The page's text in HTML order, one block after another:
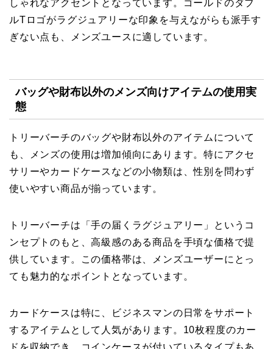
しゃれなアクセントとなっています。ゴールドのダブ
ルTロゴがラグジュアリーな印象を与えながらも派手す
ぎない点も、メンズユースに適しています。
バッグや財布以外のメンズ向けアイテムの使用実
態
トリーバーチのバッグや財布以外のアイテムについて
も、メンズの使用は増加傾向にあります。特にアクセ
サリーやカードケースなどの小物類は、性別を問わず
使いやすい商品が揃っています。
トリーバーチは「手の届くラグジュアリー」というコ
ンセプトのもと、高級感のある商品を手頃な価格で提
供しています。この価格帯は、メンズユーザーにとっ
ても魅力的なポイントとなっています。
カードケースは特に、ビジネスマンの日常をサポート
するアイテムとして人気があります。10枚程度のカー
ドを収納でき、コインケースが付いているタイプもあ